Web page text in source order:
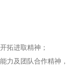
拓进取精神；
及团队合作精神